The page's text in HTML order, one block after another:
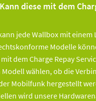
diese mit dem
jede Wallbox mit
Modelle
dem Charge Repay
wählen, ob die
Mobilfunk hergestellt
wird unsere